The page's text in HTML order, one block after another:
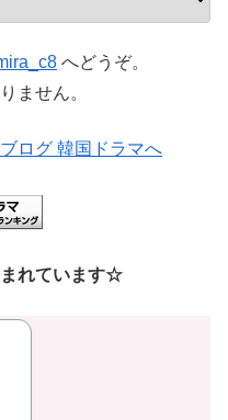
へどうぞ。
ません。
れています☆